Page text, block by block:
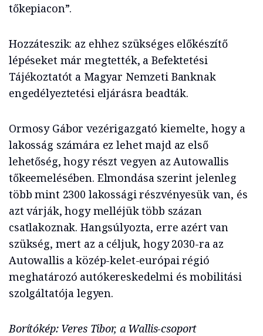
tőkepiacon”.
Hozzáteszik: az ehhez szükséges előkészítő
lépéseket már megtették, a Befektetési
Tájékoztatót a Magyar Nemzeti Banknak
engedélyeztetési eljárásra beadták.
Ormosy Gábor vezérigazgató kiemelte, hogy a
lakosság számára ez lehet majd az első
lehetőség, hogy részt vegyen az Autowallis
tőkeemelésében. Elmondása szerint jelenleg
több mint 2300 lakossági részvényesük van, és
azt várják, hogy melléjük több százan
csatlakoznak. Hangsúlyozta, erre azért van
szükség, mert az a céljuk, hogy 2030-ra az
Autowallis a közép-kelet-európai régió
meghatározó autókereskedelmi és mobilitási
szolgáltatója legyen.
Borítókép: Veres Tibor, a Wallis-csoport